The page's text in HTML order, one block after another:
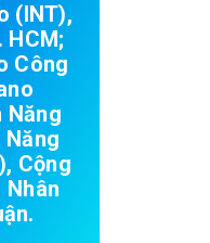
(INT),
HCM;
Công
Năng
Cộng
Nhân